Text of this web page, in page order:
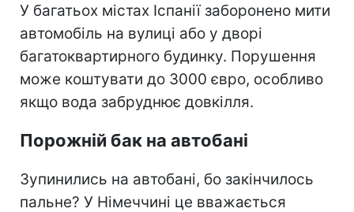
У багатьох містах Іспанії заборонено мити
автомобіль на вулиці або у дворі
багатоквартирного будинку. Порушення
може коштувати до 3000 євро, особливо
якщо вода забруднює довкілля.
Порожній бак на автобані
Зупинились на автобані, бо закінчилось
пальне? У Німеччині це вважається